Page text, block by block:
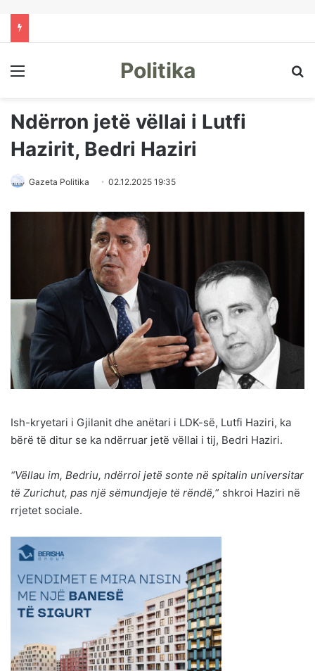
Menu Politika
Ndërron jetë vëllai i Lutfi
Hazirit, Bedri Haziri
Gazeta Politika 02.12.2025 19:35
Ish-kryetari i Gjilanit dhe anëtari i LDK-së, Lutfi Haziri, ka
bërë të ditur se ka ndërruar jetë vëllai i tij, Bedri Haziri.
“Vëllau im, Bedriu, ndërroi jetë sonte në spitalin universitar
të Zurichut, pas një sëmundjeje të rëndë,” shkroi Haziri në
rrjetet sociale.